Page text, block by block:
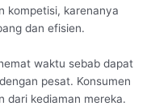
kompetisi, karenanya
dan efisien.
waktu sebab dapat
pesat. Konsumen
dari kediaman mereka.